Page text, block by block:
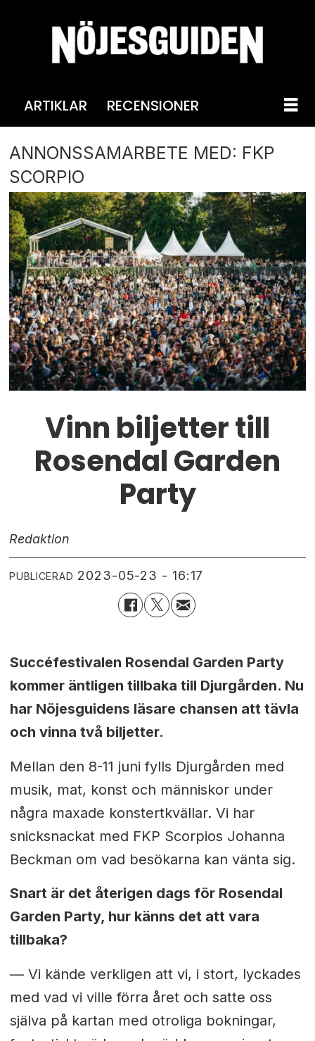
ARTIKLAR RECENSIONER
ANNONSSAMARBETE MED: FKP
SCORPIO
Vinn biljetter till
Rosendal Garden
Party
Redaktion
PUBLICERAD 2023-05-23 - 16:17
Succéfestivalen Rosendal Garden Party
kommer äntligen tillbaka till Djurgården. Nu
har Nöjesguidens läsare chansen att tävla
och vinna två biljetter.
Mellan den 8-11 juni fylls Djurgården med
musik, mat, konst och människor under
några maxade konstertkvällar. Vi har
snicksnackat med FKP Scorpios Johanna
Beckman om vad besökarna kan vänta sig.
Snart är det återigen dags för Rosendal
Garden Party, hur känns det att vara
tillbaka?
— Vi kände verkligen att vi, i stort, lyckades
med vad vi ville förra året och satte oss
själva på kartan med otroliga bokningar,